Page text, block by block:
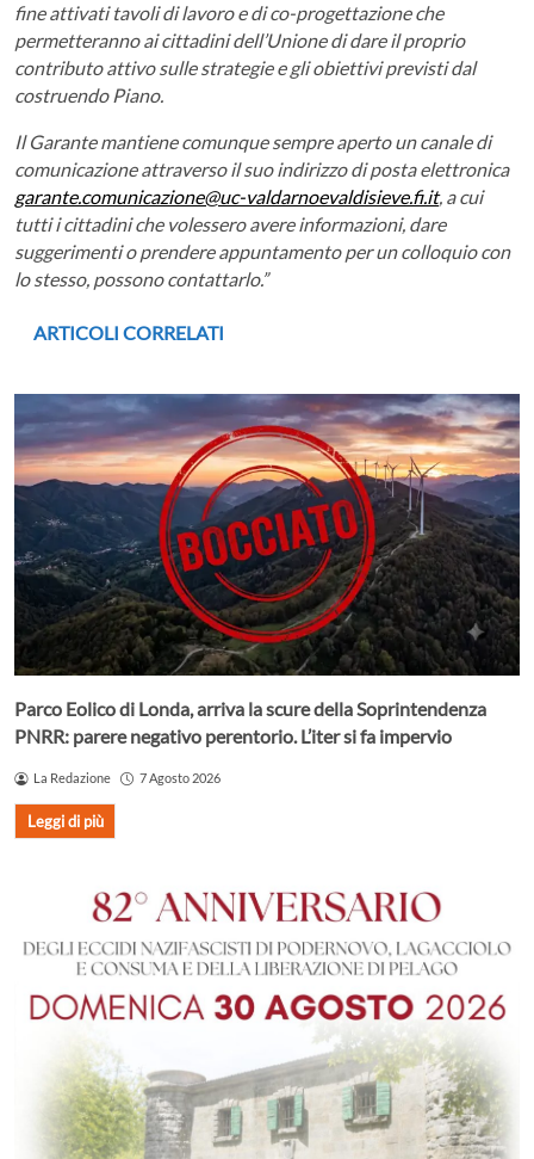
fine attivati tavoli di lavoro e di co-progettazione che
permetteranno ai cittadini dell’Unione di dare il proprio
contributo attivo sulle strategie e gli obiettivi previsti dal
costruendo Piano.
Il Garante mantiene comunque sempre aperto un canale di
comunicazione attraverso il suo indirizzo di posta elettronica
garante.comunicazione@uc-valdarnoevaldisieve.fi.it, a cui
tutti i cittadini che volessero avere informazioni, dare
suggerimenti o prendere appuntamento per un colloquio con
lo stesso, possono contattarlo.”
ARTICOLI CORRELATI
Parco Eolico di Londa, arriva la scure della Soprintendenza
PNRR: parere negativo perentorio. L’iter si fa impervio
La Redazione 7 Agosto 2026
Leggi di più